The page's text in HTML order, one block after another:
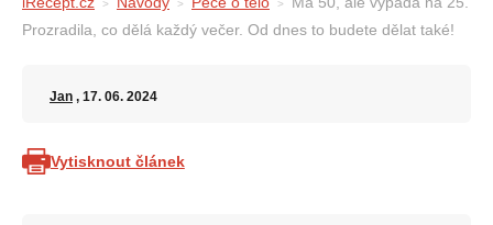
Prozradila, co dělá každý večer. Od dnes to budete dělat také!
Jan , 17. 06. 2024
Vytisknout článek